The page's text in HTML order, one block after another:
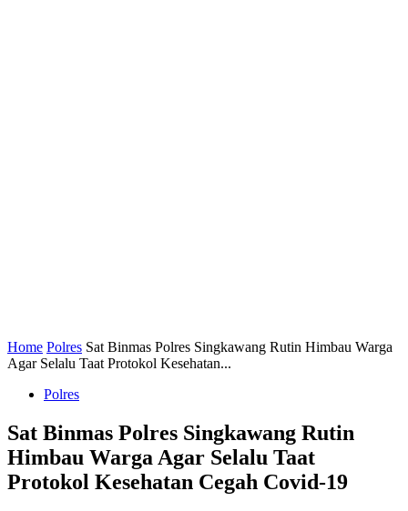
Home Polres Sat Binmas Polres Singkawang Rutin Himbau Warga
Agar Selalu Taat Protokol Kesehatan...
Polres
Sat Binmas Polres Singkawang Rutin
Himbau Warga Agar Selalu Taat
Protokol Kesehatan Cegah Covid-19